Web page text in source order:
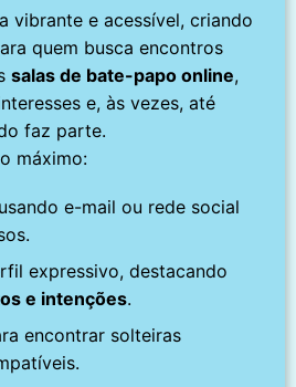
vibrante e acessível, criando
quem busca encontros
salas de bate-papo online,
e, às vezes, até
faz parte.
máximo:
e-mail ou rede social
expressivo, destacando
e intenções.
encontrar solteiras